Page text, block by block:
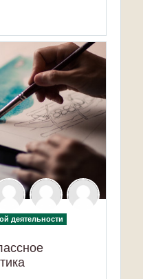
деятельности